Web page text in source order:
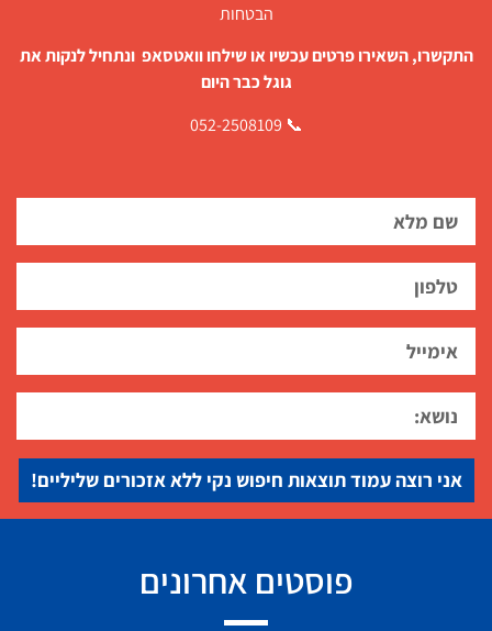
הבטחות
התקשרו, השאירו פרטים עכשיו או שילחו וואטסאפ ונתחיל לנקות את
גוגל כבר היום
📞 052-2508109
אני רוצה עמוד תוצאות חיפוש נקי ללא אזכורים שליליים!
פוסטים אחרונים